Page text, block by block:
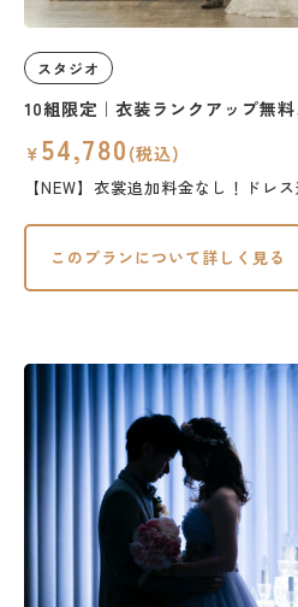
スタジオ
10組限定｜衣装ランクアップ無
￥ 54,780 (税込)
【NEW】衣裳追加料金なし！ドレ
このプランについて詳しく見る